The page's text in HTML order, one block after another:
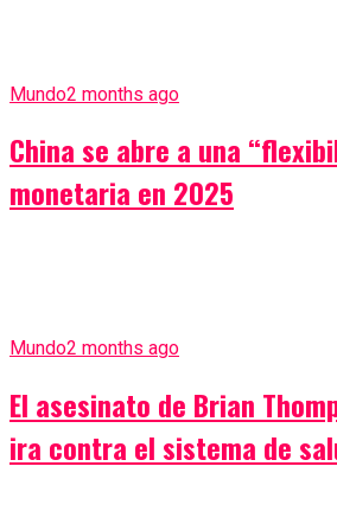
Mundo2 months ago
China se abre a una
monetaria en 2025
Mundo2 months ago
El asesinato de Brian
ira contra el sistema de